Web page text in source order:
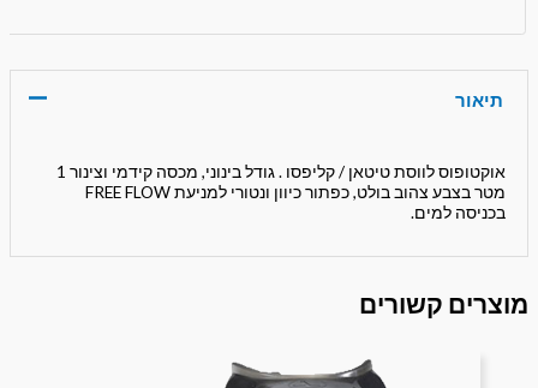
תיאור
אוקטופוס לווסת טיטאן / קליפסו . גודל בינוני, מכסה קידמי וצינור 1
מטר בצבע צהוב בולט, כפתור כיוון ונטורי למניעת FREE FLOW
בכניסה למים.
מוצרים קשורים